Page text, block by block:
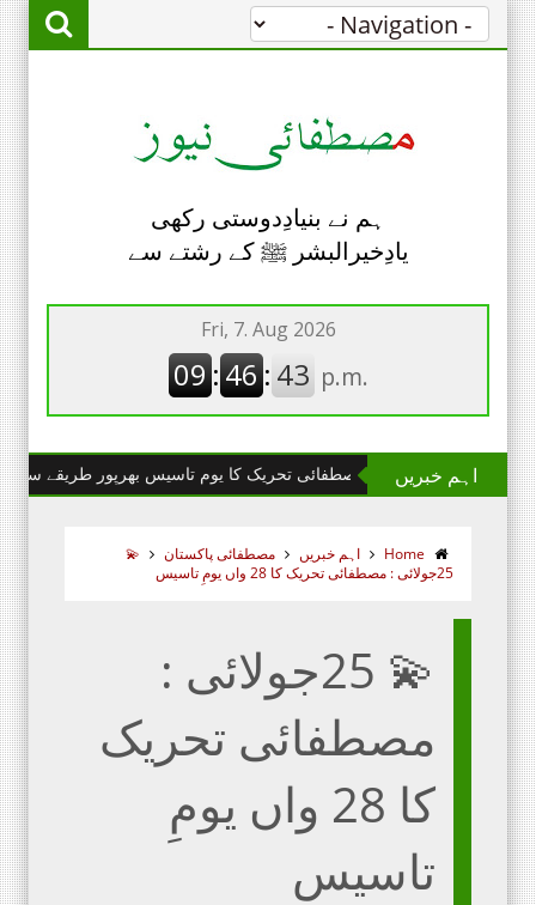
ہم نے بنیادِدوستی رکھی
یادِخیرالبشر ﷺ کے رشتے سے
اہم خبریں
چھانگا مانگا : مصطفائی تحریک کا یوم تاسیس بھرپور طریقے سے منایا گیا۔
Home اہم خبریں مصطفائی پاکستان
💫
25جولائی : مصطفائی تحریک کا 28 واں یومِ تاسیس
💫 25جولائی :
مصطفائی تحریک
کا 28 واں یومِ
تاسیس